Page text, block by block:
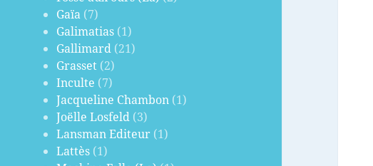
Gaïa (7)
Galimatias (1)
Gallimard (21)
Grasset (2)
Inculte (7)
Jacqueline Chambon (1)
Joëlle Losfeld (3)
Lansman Editeur (1)
Lattès (1)